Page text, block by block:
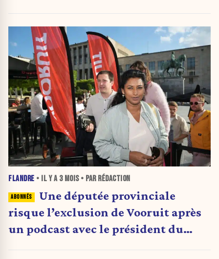
FLANDRE • IL Y A 3 MOIS• PAR RÉDACTION
Une députée provinciale
risque l’exclusion de Vooruit après
un podcast avec le président du